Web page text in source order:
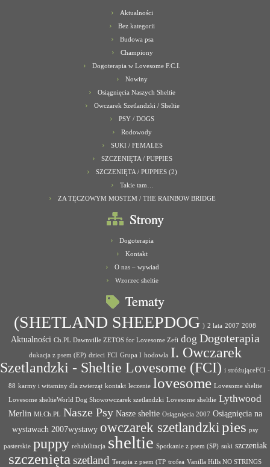
Aktualności
Bez kategorii
Budowa psa
Championy
Dogoterapia w Lovesome F.C.I.
Nowiny
Osiągnięcia Naszych Sheltie
Owczarek Szetlandzki / Sheltie
PSY / DOGS
Rodowody
SUKI / FEMALES
SZCZENIĘTA / PUPPIES
SZCZENIĘTA / PUPPIES (2)
Takie tam…
ZA TĘCZOWYM MOSTEM / THE RAINBOW BRIDGE
Strony
Dogoterapia
Kontakt
O nas – wywiad
Wzorzec sheltie
Tematy
(SHETLAND SHEEPDOG ) 2 lata 2007 2008
Aktualności Ch.PL Dawnville ZETOS for Lovesome Zefi dog Dogoterapia
dukacja z psem (EP) dzieci FCI Grupa I hodowla I. Owczarek
Szetlandzki - Sheltie Lovesome (FCI) i stróżująceFCI -
88 karmy i witaminy dla zwierząt kontakt leczenie lovesome Lovesome sheltie
Lovesome sheltieWorld Dog Showowczarek szetlandzki Lovesome sheltlie Lythwood
Merlin Mł.Ch.PL Nasze Psy Nasze sheltie Osiągnięcia 2007 Osiągnięcia na
wystawach 2007wystawy owczarek szetlandzkipies psy
pasterskie puppy rehabilitacja sheltie Spotkanie z psem (SP) suki szczeniak
szczenięta szetland Terapia z psem (TP trofea Vanilla Hills NO STRINGS